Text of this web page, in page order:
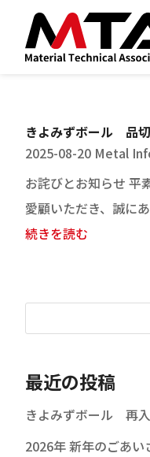
きよみずボール 品
2025-08-20 Metal
お詫びとお知らせ 平
愛顧いただき、誠に
続きを読む
最近の投稿
きよみずボール 再
2026年 新年のごあい